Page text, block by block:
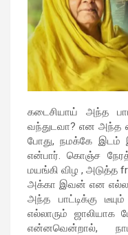
கடைசியாய் அந்த
வந்துடவா? என அந்த
போது, நமக்கே இடம்
என்பார். கொஞ்ச
மயங்கி விழ , அடுத்த
அக்கா இவன் என
அந்த பாட்டிக்கு
எல்லாரும் ஜாலியாக
என்னவென்றால்,